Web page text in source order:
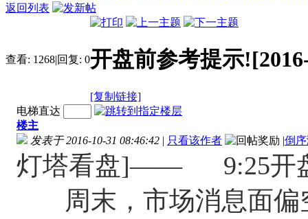
返回列表
查看: 1268|回复: 0开盘前参考提示
[复制链接]
电梯直达
楼主
发表于 2016-10-31 08:46:42 | 只看该作者 |倒
灯塔看盘]―― 9:25
周末，市场消息面偏